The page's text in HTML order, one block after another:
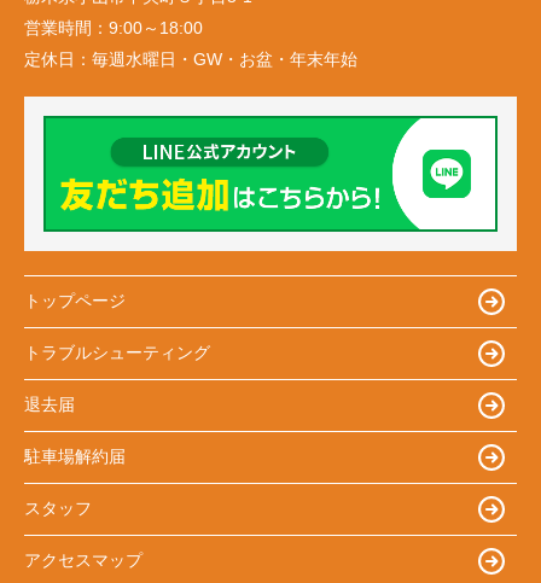
営業時間： 9:00～18:00
定休日： 毎週水曜日・GW・お盆・年末年始
トップページ
トラブルシューティング
退去届
駐車場解約届
スタッフ
アクセスマップ